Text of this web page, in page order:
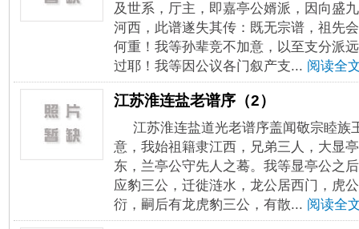
及世系，厅主，即嘉亭公婿派，因向盛
河西，此谱遂失其传：既无宗谱，祖先
何重！我等孙辈竞不加意，以至支分派
过耶！我等因公议各门叙产支... 阅读全
江苏淮连盐老谱序（2）
江苏淮连盐道光老谱序盖闻敬宗睦族
意，我始祖籍隶江西，兄弟三人，大显
东，兰亭公守先人之蓦。我等显亭公之
应豹三公，迁徙涟水，龙公居西门，虎
衍，嗣后有龙虎豹三公，有散... 阅读全